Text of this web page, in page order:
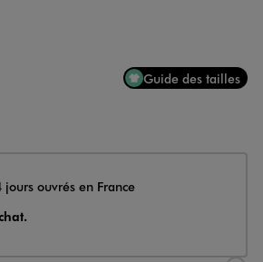
Guide des tailles
jours ouvrés en France